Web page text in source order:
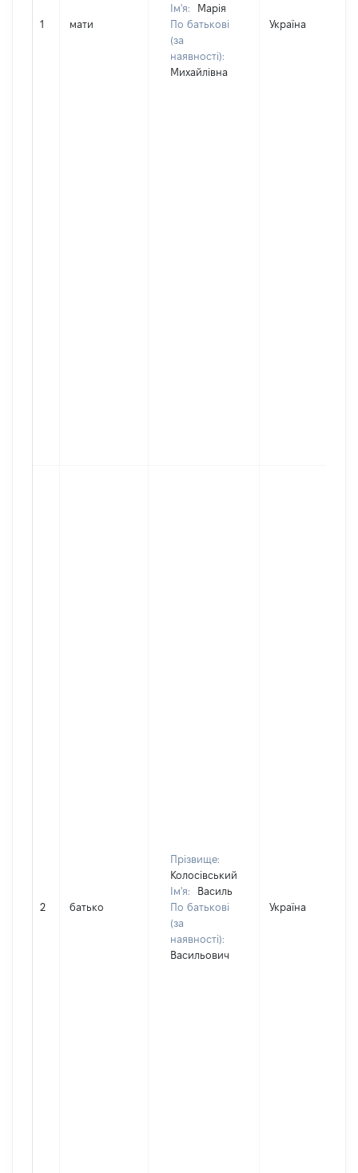
1 мати
Ім'я:
Марія
По батькові
(за
наявності):
Михайлівна
Україна
2 батько
Прізвище:
Колосівський
Ім'я:
Василь
По батькові
(за
наявності):
Васильович
Україна